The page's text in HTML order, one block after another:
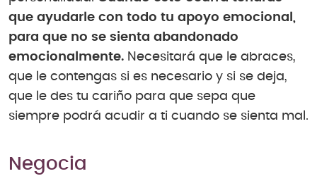
que ayudarle con todo tu apoyo emocional,
para que no se sienta abandonado
emocionalmente. Necesitará que le abraces,
que le contengas si es necesario y si se deja,
que le des tu cariño para que sepa que
siempre podrá acudir a ti cuando se sienta mal.
Negocia